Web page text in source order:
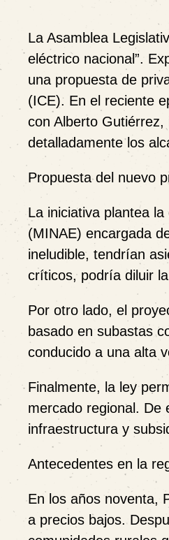
La Asamblea
eléctrico nacional”.
una propuesta de
(ICE). En el reciente
con Alberto
detalladamente los
Propuesta del nuevo
La iniciativa plantea
(MINAE) encargada
ineludible, tendrían
críticos, podría diluir
Por otro lado, el
basado en subastas
conducido a una alta
Finalmente, la ley
mercado regional. De
infraestructura y
Antecedentes en la
En los años noventa,
a precios bajos.